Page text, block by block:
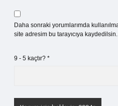
Daha sonraki yorumlarımda
site adresim bu tarayıcıya kaydedilsin.
9 - 5 kaçtır? *